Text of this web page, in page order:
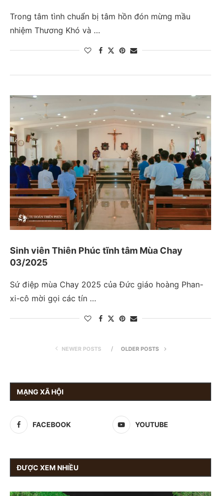
Trong tâm tình chuẩn bị tâm hồn đón mừng mầu
nhiệm Thương Khó và …
Sinh viên Thiên Phúc tĩnh tâm Mùa Chay
03/2025
Sứ điệp mùa Chay 2025 của Đức giáo hoàng Phan-
xi-cô mời gọi các tín …
NEWER POSTS OLDER POSTS
MẠNG XÃ HỘI
FACEBOOK YOUTUBE
ĐƯỢC XEM NHIỀU